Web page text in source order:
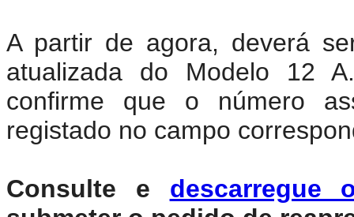
A partir de agora, deverá
atualizada do Modelo 12
confirme que o número
registado no campo
Consulte e descarregue